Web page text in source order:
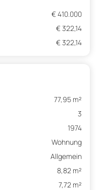
€ 410.000
€ 322,14
€ 322,14
77,95 m²
3
1974
Wohnung
Allgemein
8,82 m²
7,72 m²